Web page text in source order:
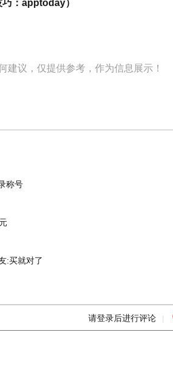
：apptoday）
建议，仅提供参考，作为信息展示！
称号
:买就对了
请登录后进行评论